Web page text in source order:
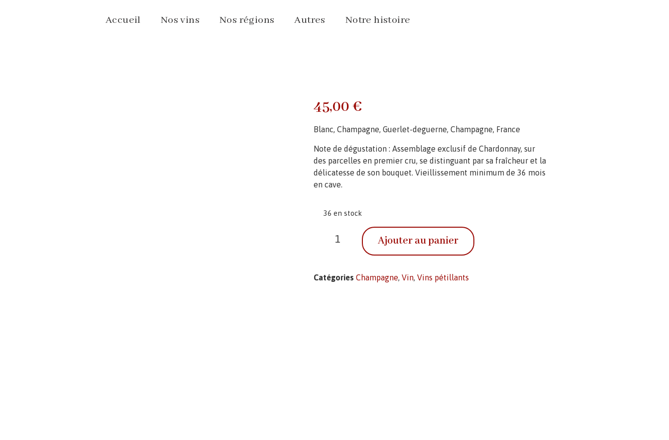
Accueil Nos vins Nos régions Autres Notre histoire
45,00€
Blanc, Champagne, Guerlet-deguerne, Champagne, France
Note de dégustation : Assemblage exclusif de Chardonnay, sur
des parcelles en premier cru, se distinguant par sa fraîcheur et la
délicatesse de son bouquet. Vieillissement minimum de 36 mois
en cave.
36 en stock
Ajouter au panier
Catégories Champagne Vin Vins pétillants